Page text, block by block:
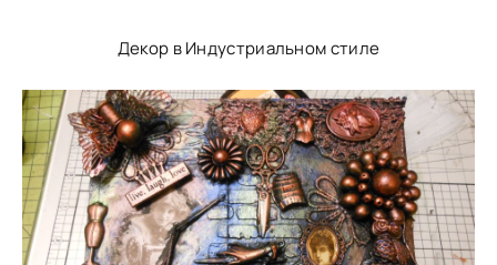
Декор в Индустриальном стиле